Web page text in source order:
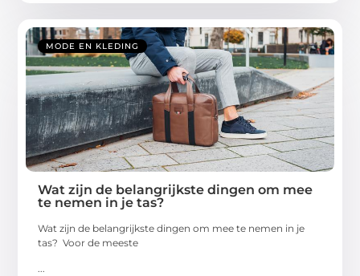
MODE EN KLEDING
Wat zijn de belangrijkste dingen om mee
te nemen in je tas?
Wat zijn de belangrijkste dingen om mee te nemen in je
tas? Voor de meeste
...